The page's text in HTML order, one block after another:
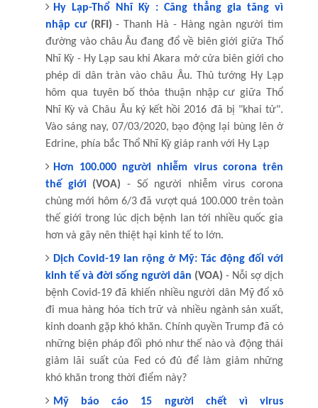
Hy Lạp-Thổ Nhĩ Kỳ : Căng thẳng gia tăng vì
nhập cư(RFI) - Thanh Hà - Hàng ngàn người tìm
đường vào châu Âu đang đổ về biên giới giữa Thổ
Nhĩ Kỳ - Hy Lạp sau khi Akara mở cửa biên giới cho
phép di dân tràn vào châu Âu. Thủ tướng Hy Lạp
hôm qua tuyên bố thỏa thuận nhập cư giữa Thổ
Nhĩ Kỳ và Châu Âu ký kết hồi 2016 đã bị "khai tử".
Vào sáng nay, 07/03/2020, bạo động lại bùng lên ở
Edrine, phía bắc Thổ Nhĩ Kỳ giáp ranh với Hy Lạp
Hơn 100.000 người nhiễm virus corona trên
thế giới (VOA)- Số người nhiễm virus corona
chủng mới hôm 6/3 đã vượt quá 100.000 trên toàn
thế giới trong lúc dịch bệnh lan tới nhiều quốc gia
hơn và gây nên thiệt hại kinh tế to lớn.
Dịch Covid-19 lan rộng ở Mỹ: Tác động đối với
kinh tế và đời sống người dân (VOA)- Nỗi sợ dịch
bệnh Covid-19 đã khiến nhiều người dân Mỹ đổ xô
đi mua hàng hóa tích trữ và nhiều ngành sản xuất,
kinh doanh gặp khó khăn. Chính quyền Trump đã có
những biện pháp đối phó như thế nào và động thái
giảm lãi suất của Fed có đủ để làm giảm những
khó khăn trong thời điểm này?
Mỹ báo cáo 15 người chết vì virus